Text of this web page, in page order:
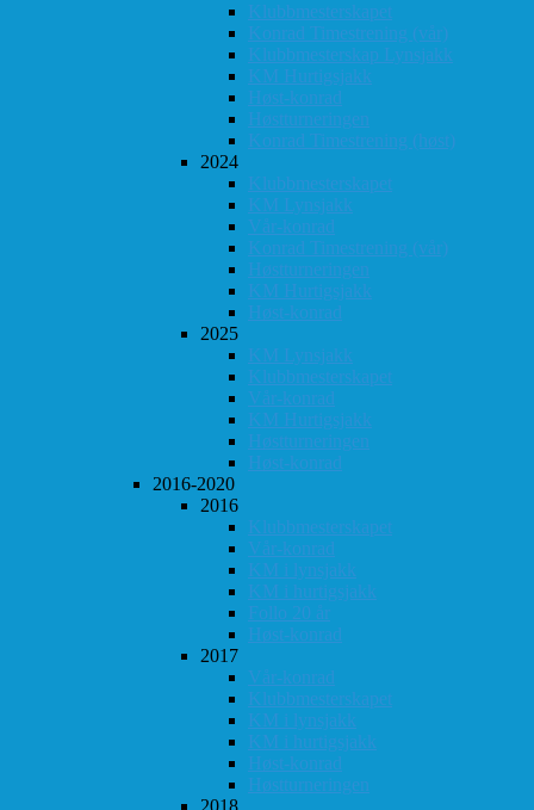
Klubbmesterskapet
Konrad Timestrening (vår)
Klubbmesterskap Lynsjakk
KM Hurtigsjakk
Høst-konrad
Høstturneringen
Konrad Timestrening (høst)
2024
Klubbmesterskapet
KM Lynsjakk
Vår-konrad
Konrad Timestrening (vår)
Høstturneringen
KM Hurtigsjakk
Høst-konrad
2025
KM Lynsjakk
Klubbmesterskapet
Vår-konrad
KM Hurtigsjakk
Høstturneringen
Høst-konrad
2016-2020
2016
Klubbmesterskapet
Vår-konrad
KM i lynsjakk
KM i hurtigsjakk
Follo 20 år
Høst-konrad
2017
Vår-konrad
Klubbmesterskapet
KM i lynsjakk
KM i hurtigsjakk
Høst-konrad
Høstturneringen
2018